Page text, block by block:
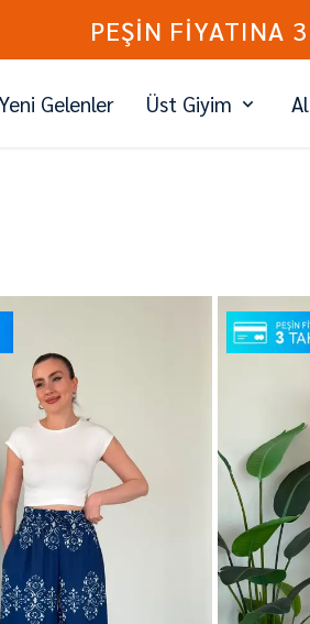
PEŞİN FİYATINA
Gelenler Üst Giyim